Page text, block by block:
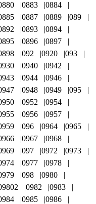
0883
0884
0887 0889
089
0893
0894
0896
0897
092 0920
093
0940
0942
0944
0946
0948 0949
095
0952
0954
0956
0957
096 0964
0965
0967
0968
097 0972
0973
0977
0978
098
0980
0982
0983
0985
0986